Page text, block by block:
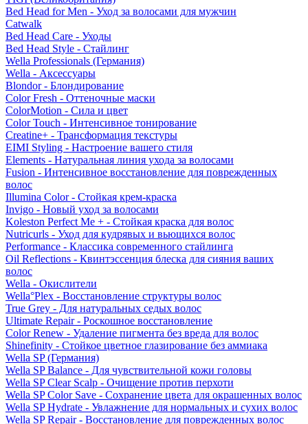
Bed Head for Men - Уход за волосами для мужчин
Catwalk
Bed Head Care - Уходы
Bed Head Style - Стайлинг
Wella Professionals (Германия)
Wella - Аксессуары
Blondor - Блондирование
Color Fresh - Оттеночные маски
ColorMotion - Сила и цвет
Color Touch - Интенсивное тонирование
Creatine+ - Трансформация текстуры
EIMI Styling - Настроение вашего стиля
Elements - Натуральная линия ухода за волосами
Fusion - Интенсивное восстановление для поврежденных
волос
Illumina Color - Стойкая крем-краска
Invigo - Новый уход за волосами
Koleston Perfect Me + - Стойкая краска для волос
Nutricurls - Уход для кудрявых и вьющихся волос
Performance - Классика современного стайлинга
Oil Reflections - Квинтэссенция блеска для сияния ваших
волос
Wella - Окислители
Wella°Plex - Восстановление структуры волос
True Grey - Для натуральных седых волос
Ultimate Repair - Роскошное восстановление
Color Renew - Удаление пигмента без вреда для волос
Shinefinity - Стойкое цветное глазирование без аммиака
Wella SP (Германия)
Wella SP Balance - Для чувствительной кожи головы
Wella SP Clear Scalp - Очищение против перхоти
Wella SP Color Save - Сохранение цвета для окрашенных волос
Wella SP Hydrate - Увлажнение для нормальных и сухих волос
Wella SP Repair - Восстановление для поврежденных волос